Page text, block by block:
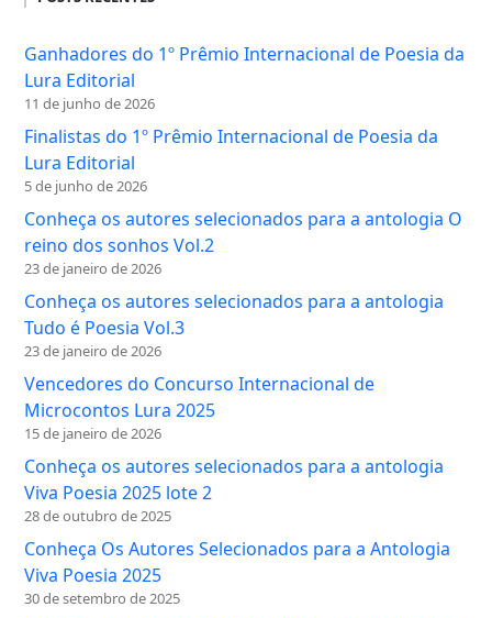
Ganhadores do 1º Prêmio Internacional de Poesia da
Lura Editorial
11 de junho de 2026
Finalistas do 1º Prêmio Internacional de Poesia da
Lura Editorial
5 de junho de 2026
Conheça os autores selecionados para a antologia O
reino dos sonhos Vol.2
23 de janeiro de 2026
Conheça os autores selecionados para a antologia
Tudo é Poesia Vol.3
23 de janeiro de 2026
Vencedores do Concurso Internacional de
Microcontos Lura 2025
15 de janeiro de 2026
Conheça os autores selecionados para a antologia
Viva Poesia 2025 lote 2
28 de outubro de 2025
Conheça Os Autores Selecionados para a Antologia
Viva Poesia 2025
30 de setembro de 2025